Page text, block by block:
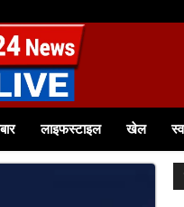
आत्मविश्वास बढ़ा, आज 12 हजार रुपये
लाइफस्टाइल खेल